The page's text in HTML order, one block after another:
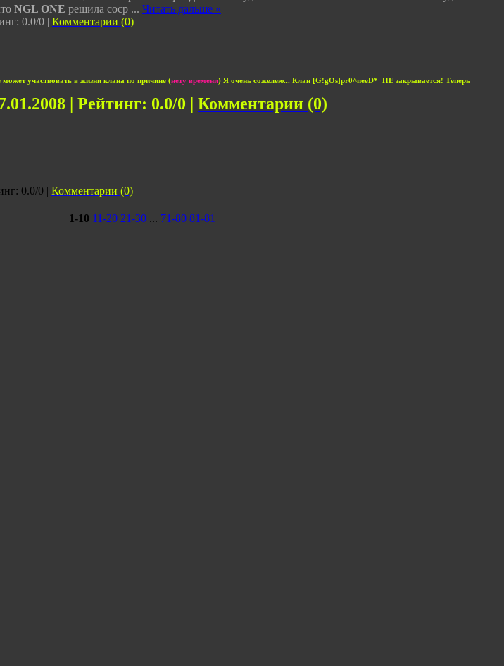
NGL ONE решила соср ... Читать дальше »
0.0/0 | Комментарии (0)
может участвовать в жизни клана по причине (нету времени) Я очень сожелею... Клан [G!gOs]pr0^neeD* НЕ закрывается! Теперь
| Рейтинг: 0.0/0 | Комментарии (0)
0.0/0 | Комментарии (0)
1-10 11-20 21-30 ... 71-80 81-81